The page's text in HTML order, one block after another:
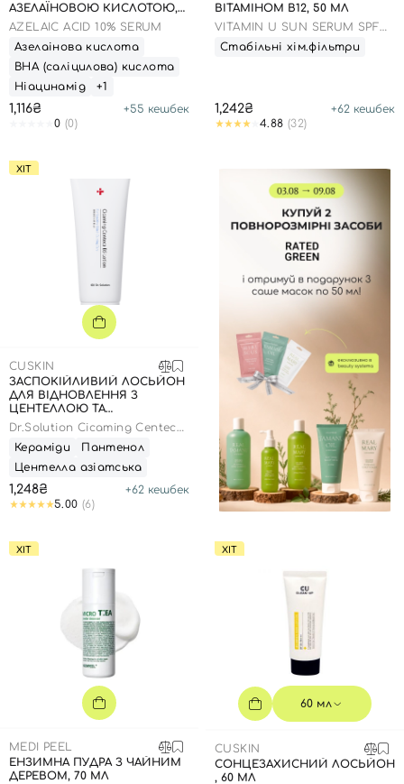
АЗЕЛАЇНОВОЮ КИСЛОТОЮ,
30 МЛ
AZELAIC ACID 10% SERUM
Азелаінова кислота
ВНА (саліцилова) кислота
Ніацинамід
+1
1,116₴ +55 кешбек
0 (0)
ВІТАМІНОМ В12, 50 МЛ
VITAMIN U SUN SERUM SPF
50
Стабільні хім.фільтри
1,242₴ +62 кешбек
4.88 (32)
ХІТ
CUSKIN
ЗАСПОКІЙЛИВИЙ ЛОСЬЙОН
ДЛЯ ВІДНОВЛЕННЯ З
ЦЕНТЕЛЛОЮ ТА
ПАНТЕНОЛОМ , 100 МЛ
Dr.Solution Cicaming Centeca
B5 Lotion
Кераміди
Пантенол
Центелла азіатська
1,248₴ +62 кешбек
5.00 (6)
ХІТ
MEDI PEEL
ЕНЗИМНА ПУДРА З ЧАЙНИМ
ДЕРЕВОМ, 70 МЛ
ХІТ
60 мл
CUSKIN
СОНЦЕЗАХИСНИЙ ЛОСЬЙОН
, 60 МЛ
Номер телефону
Відправляючи форму для авторизації/реєстрації ви
приймаєте умови
Увійти за допомогою e-mail